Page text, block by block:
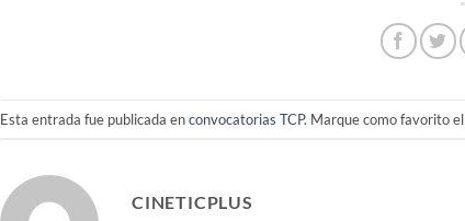
Esta entrada fue publicada enconvocatorias TCP. Marque como favorito el
CINETICPLUS